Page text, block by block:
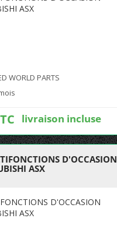
ASX
WORLD PARTS
livraison incluse
D'OCCASION
ASX
D'OCCASION
ASX